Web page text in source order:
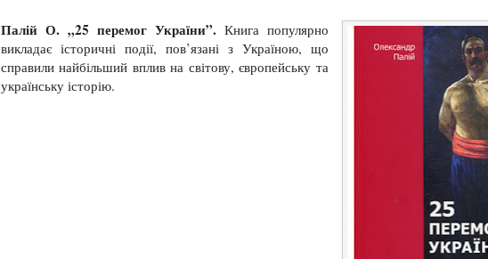
Палій О. „25 перемог України”. Книга популярно
викладає історичні події, пов’язані з Україною, що
справили найбільший вплив на світову, європейську та
українську історію.